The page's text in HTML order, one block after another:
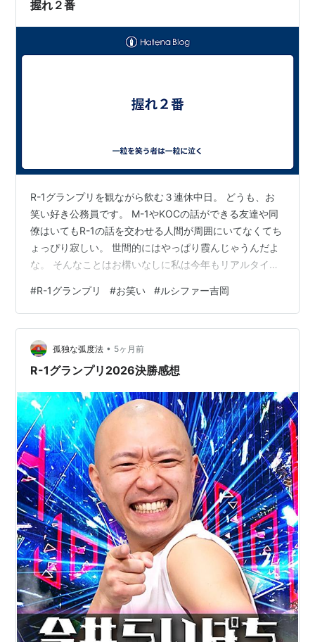
握れ２番
R-1グランプリを観ながら飲む３連休中日。 どうも、お
笑い好き公務員です。 M-1やKOCの話ができる友達や同
僚はいてもR-1の話を交わせる人間が周囲にいてなくてち
ょっぴり寂しい。 世間的にはやっぱり霞んじゃうんだよ
な。 そんなことはお構いなしに私は今年もリアルタイム
の優勝って感じでしたね。 ただ、今日は個人的に好みだ
った３人を挙げたい。 ３位、ドンデコルテ渡辺銀次氏。
ピン芸は初めて観るわけだが、恐らくM-1同様に独演スタ
イルなのだろうとの予想はついていた。 その裏切りこそ
なかったものの、やはり話術が圧巻である。 気を衒った
#R-1グランプリ #お笑い #ルシファー吉岡
孤独な弧度法 • 5ヶ月前
R-1グランプリ2026決勝感想